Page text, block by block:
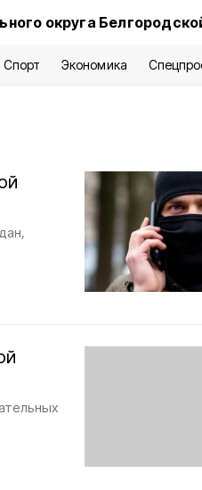
округа
Спорт Экономика